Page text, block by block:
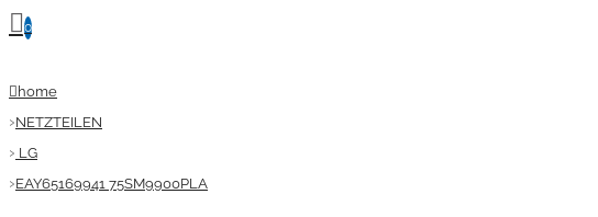
0
home
NETZTEILEN
LG
EAY65169941 75SM9900PLA